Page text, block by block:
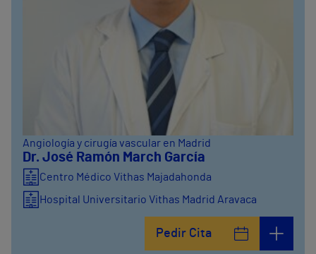
Angiología y cirugía vascular en Madrid
Dr. José Ramón March García
Centro Médico Vithas Majadahonda
Hospital Universitario Vithas Madrid Aravaca
Pedir Cita